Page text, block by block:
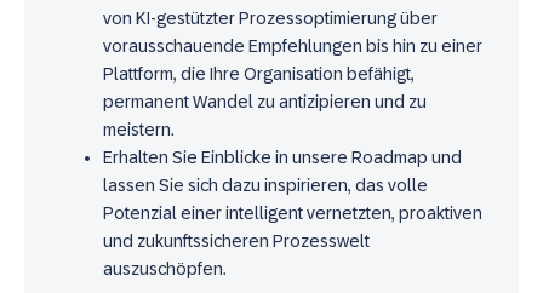
von KI-gestützter Prozessoptimierung über
vorausschauende Empfehlungen bis hin zu einer
Plattform, die Ihre Organisation befähigt,
permanent Wandel zu antizipieren und zu
meistern.
Erhalten Sie Einblicke in unsere Roadmap und
lassen Sie sich dazu inspirieren, das volle
Potenzial einer intelligent vernetzten, proaktiven
und zukunftssicheren Prozesswelt
auszuschöpfen.